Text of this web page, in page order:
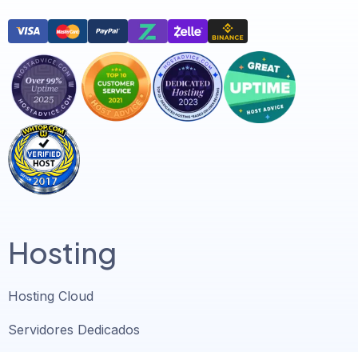
Hosting
Hosting Cloud
Servidores Dedicados